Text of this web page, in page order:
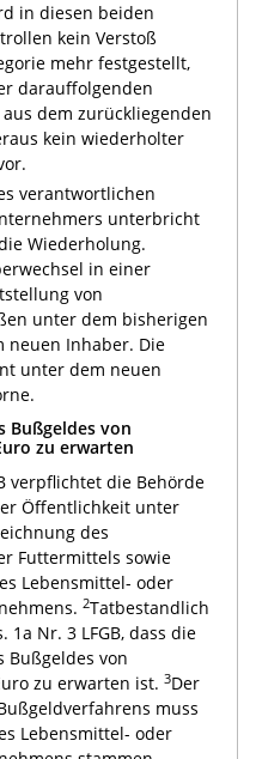
in diesen beiden
kein Verstoß
mehr festgestellt,
darauffolgenden
dem zurückliegenden
kein wiederholter
verantwortlichen
unterbricht
Wiederholung.
in einer
von
unter dem bisherigen
neuen Inhaber. Die
unter dem neuen
Bußgeldes von
zu erwarten
verpflichtet die Behörde
Öffentlichkeit unter
des
Futtermittels sowie
Lebensmittel- oder
2Tatbestandlich
1a Nr. 3 LFGB, dass die
Bußgeldes von
zu erwarten ist. 3Der
muss
Lebensmittel- oder